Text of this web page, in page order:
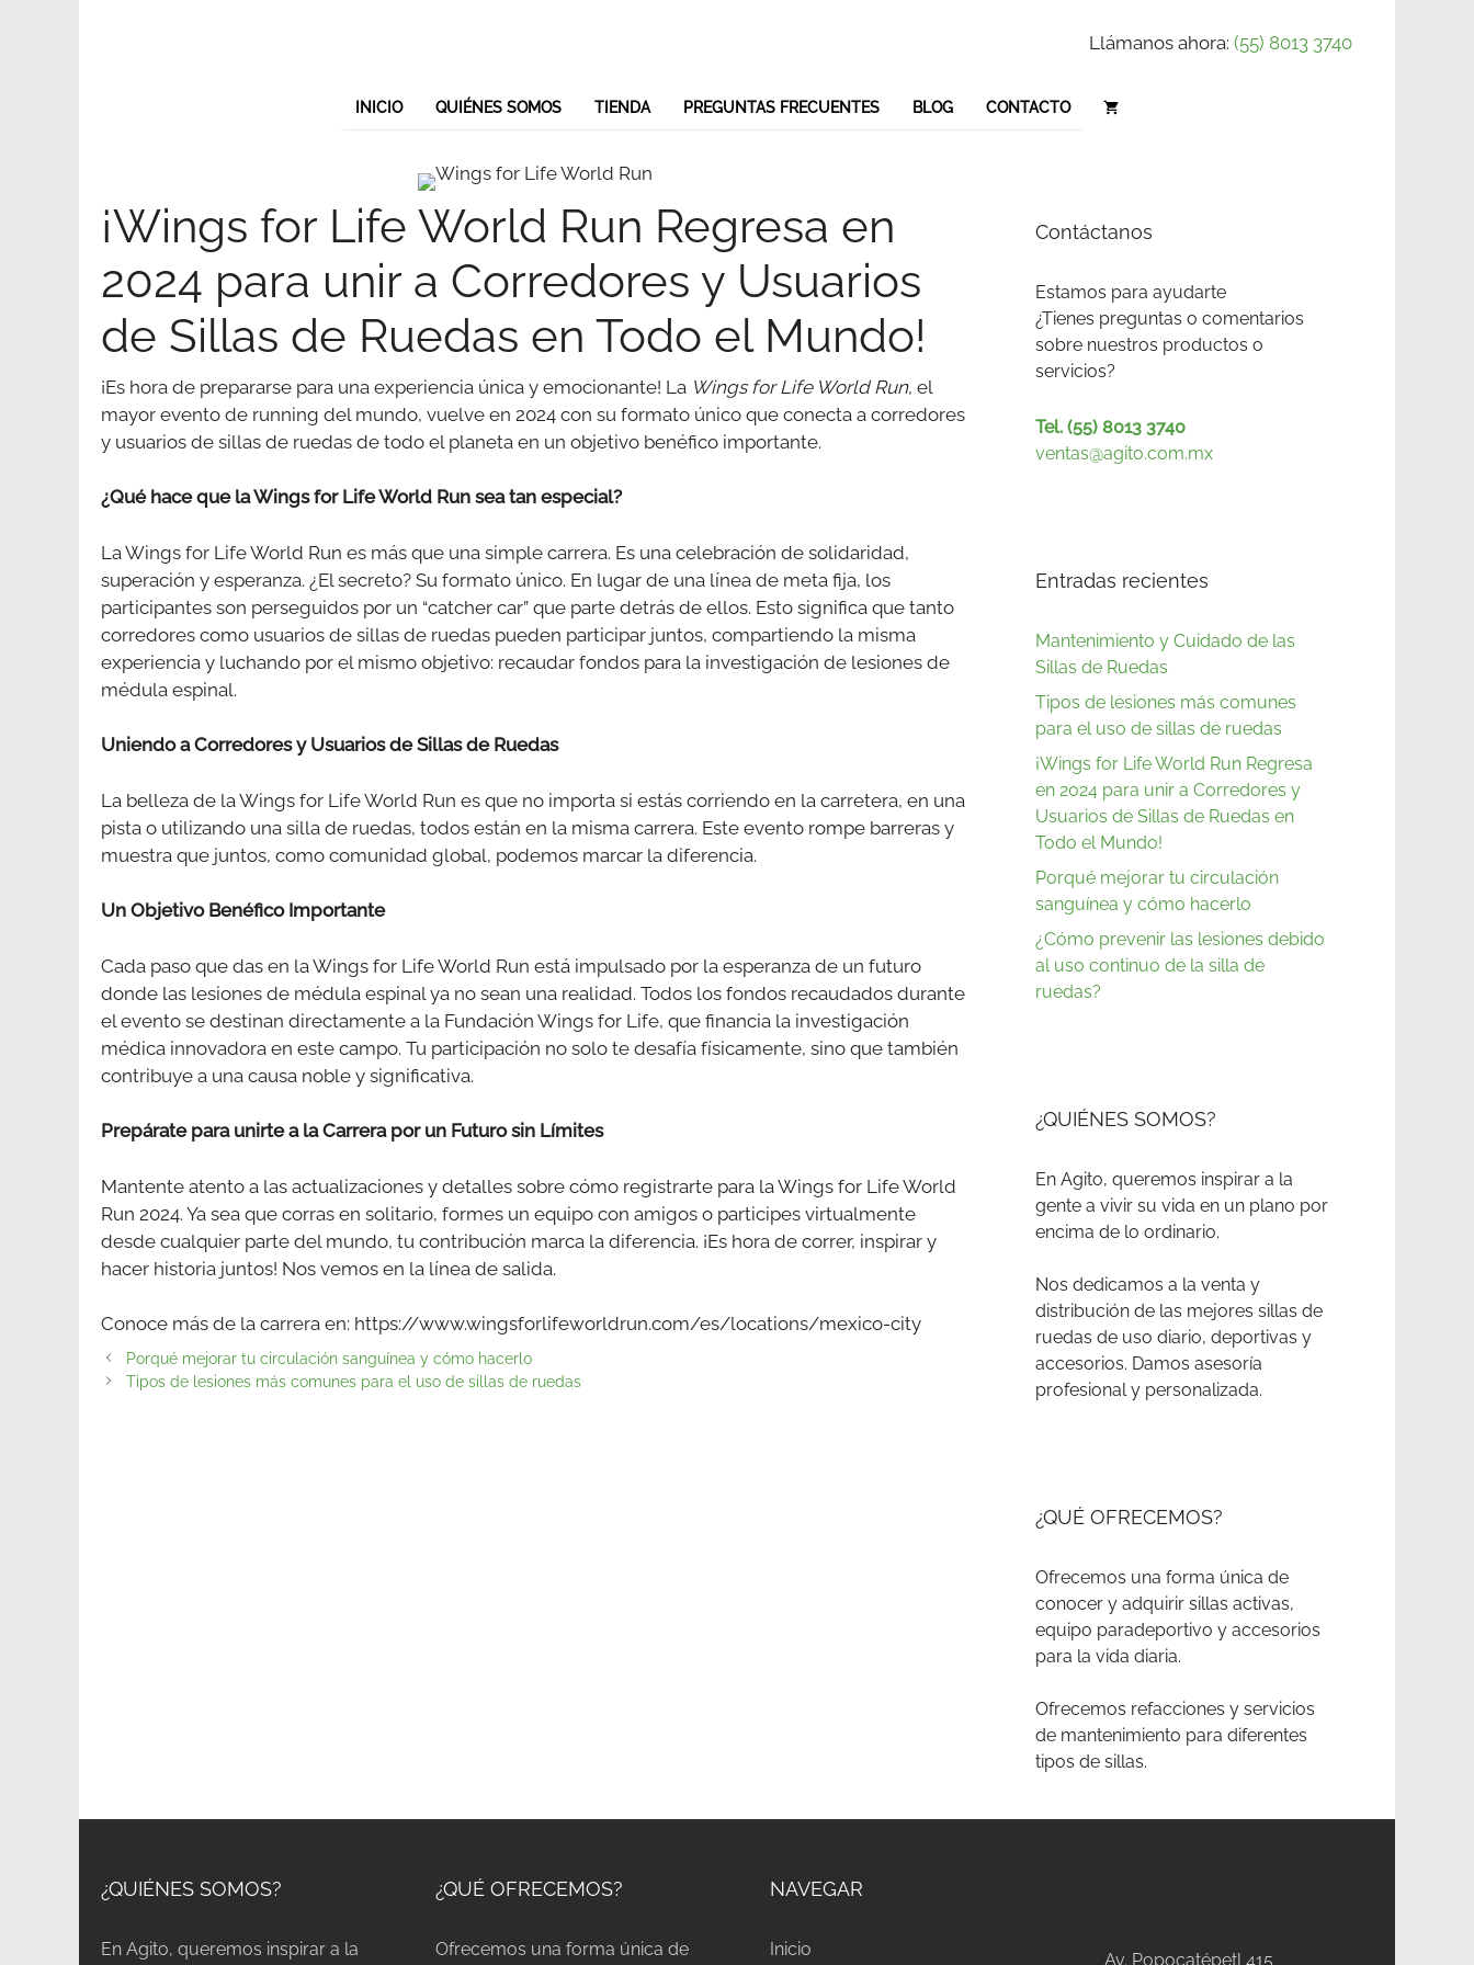
Llámanos ahora: (55) 8013 3740
INICIO QUIÉNES SOMOS TIENDA PREGUNTAS FRECUENTES BLOG CONTACTO
¡Wings for Life World Run Regresa en
2024 para unir a Corredores y Usuarios
de Sillas de Ruedas en Todo el Mundo!
¡Es hora de prepararse para una experiencia única y emocionante! La Wings for Life World Run, el
mayor evento de running del mundo, vuelve en 2024 con su formato único que conecta a corredores
y usuarios de sillas de ruedas de todo el planeta en un objetivo benéfico importante.
¿Qué hace que la Wings for Life World Run sea tan especial?
La Wings for Life World Run es más que una simple carrera. Es una celebración de solidaridad,
superación y esperanza. ¿El secreto? Su formato único. En lugar de una línea de meta fija, los
participantes son perseguidos por un “catcher car” que parte detrás de ellos. Esto significa que tanto
corredores como usuarios de sillas de ruedas pueden participar juntos, compartiendo la misma
experiencia y luchando por el mismo objetivo: recaudar fondos para la investigación de lesiones de
médula espinal.
Uniendo a Corredores y Usuarios de Sillas de Ruedas
La belleza de la Wings for Life World Run es que no importa si estás corriendo en la carretera, en una
pista o utilizando una silla de ruedas, todos están en la misma carrera. Este evento rompe barreras y
muestra que juntos, como comunidad global, podemos marcar la diferencia.
Un Objetivo Benéfico Importante
Cada paso que das en la Wings for Life World Run está impulsado por la esperanza de un futuro
donde las lesiones de médula espinal ya no sean una realidad. Todos los fondos recaudados durante
el evento se destinan directamente a la Fundación Wings for Life, que financia la investigación
médica innovadora en este campo. Tu participación no solo te desafía físicamente, sino que también
contribuye a una causa noble y significativa.
Prepárate para unirte a la Carrera por un Futuro sin Límites
Mantente atento a las actualizaciones y detalles sobre cómo registrarte para la Wings for Life World
Run 2024. Ya sea que corras en solitario, formes un equipo con amigos o participes virtualmente
desde cualquier parte del mundo, tu contribución marca la diferencia. ¡Es hora de correr, inspirar y
hacer historia juntos! Nos vemos en la línea de salida.
Conoce más de la carrera en: https://www.wingsforlifeworldrun.com/es/locations/mexico-city
Porqué mejorar tu circulación sanguínea y cómo hacerlo
Tipos de lesiones más comunes para el uso de sillas de ruedas
Contáctanos
Estamos para ayudarte
¿Tienes preguntas o comentarios
sobre nuestros productos o
servicios?
Tel. (55) 8013 3740
ventas@agito.com.mx
Entradas recientes
Mantenimiento y Cuidado de las
Sillas de Ruedas
Tipos de lesiones más comunes
para el uso de sillas de ruedas
¡Wings for Life World Run Regresa
en 2024 para unir a Corredores y
Usuarios de Sillas de Ruedas en
Todo el Mundo!
Porqué mejorar tu circulación
sanguínea y cómo hacerlo
¿Cómo prevenir las lesiones debido
al uso continuo de la silla de
ruedas?
¿QUIÉNES SOMOS?
En Agito, queremos inspirar a la
gente a vivir su vida en un plano por
encima de lo ordinario.
Nos dedicamos a la venta y
distribución de las mejores sillas de
ruedas de uso diario, deportivas y
accesorios. Damos asesoría
profesional y personalizada.
¿QUÉ OFRECEMOS?
Ofrecemos una forma única de
conocer y adquirir sillas activas,
equipo paradeportivo y accesorios
para la vida diaria.
Ofrecemos refacciones y servicios
de mantenimiento para diferentes
tipos de sillas.
¿QUIÉNES SOMOS?
En Agito, queremos inspirar a la
¿QUÉ OFRECEMOS?
Ofrecemos una forma única de
NAVEGAR
Inicio
Av. Popocatépetl 415